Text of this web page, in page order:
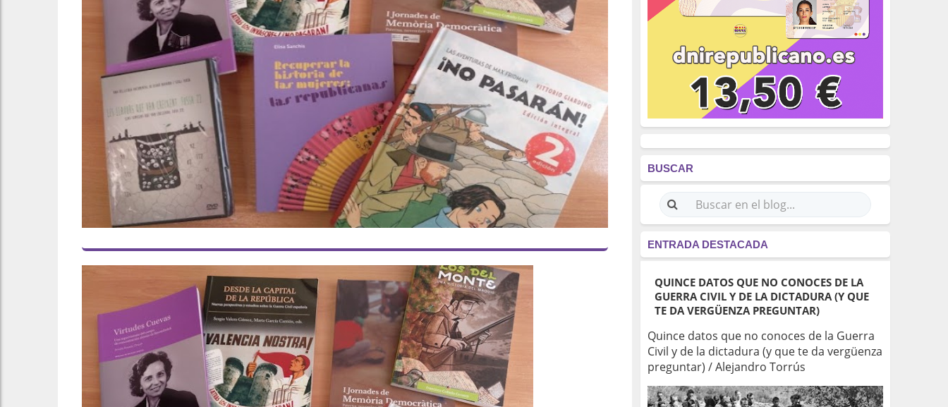
BUSCAR
ENTRADA DESTACADA
QUINCE DATOS QUE NO CONOCES DE LA
GUERRA CIVIL Y DE LA DICTADURA (Y QUE
TE DA VERGÜENZA PREGUNTAR)
Quince datos que no conoces de la Guerra
Civil y de la dictadura (y que te da vergüenza
preguntar) / Alejandro Torrús